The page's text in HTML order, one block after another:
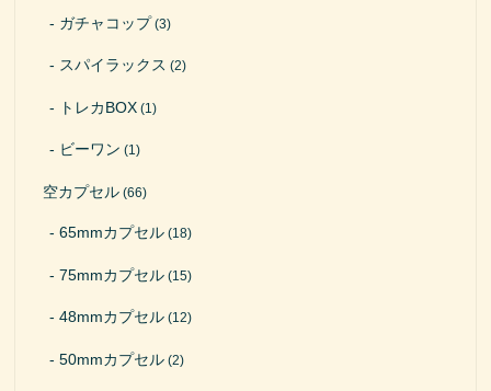
ガチャコップ(3)
スパイラックス (2)
トレカBOX (1)
ビーワン (1)
空カプセル (66)
65mmカプセル (18)
75mmカプセル (15)
48mmカプセル (12)
50mmカプセル (2)